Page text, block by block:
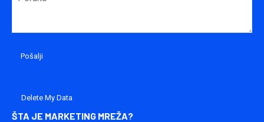
Delete My Data
ŠTA JE MARKETING MREŽA?